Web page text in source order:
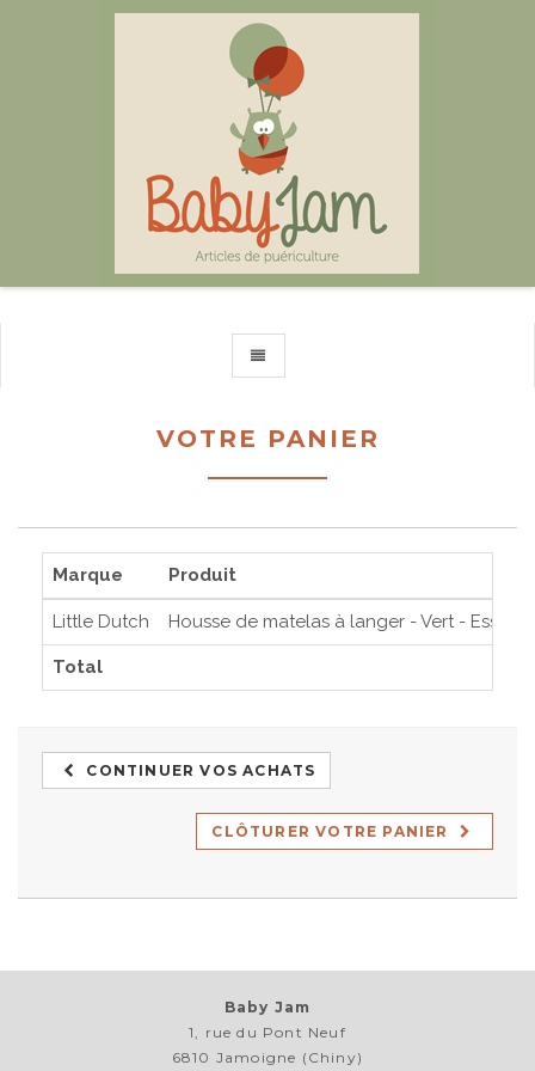
VOTRE PANIER
Marque Produit
Little Dutch Housse de matelas à langer - Vert -
Total
CONTINUER VOS ACHATS
CLÔTURER VOTRE PANIER
Baby Jam
1, rue du Pont Neuf
6810 Jamoigne (Chiny)